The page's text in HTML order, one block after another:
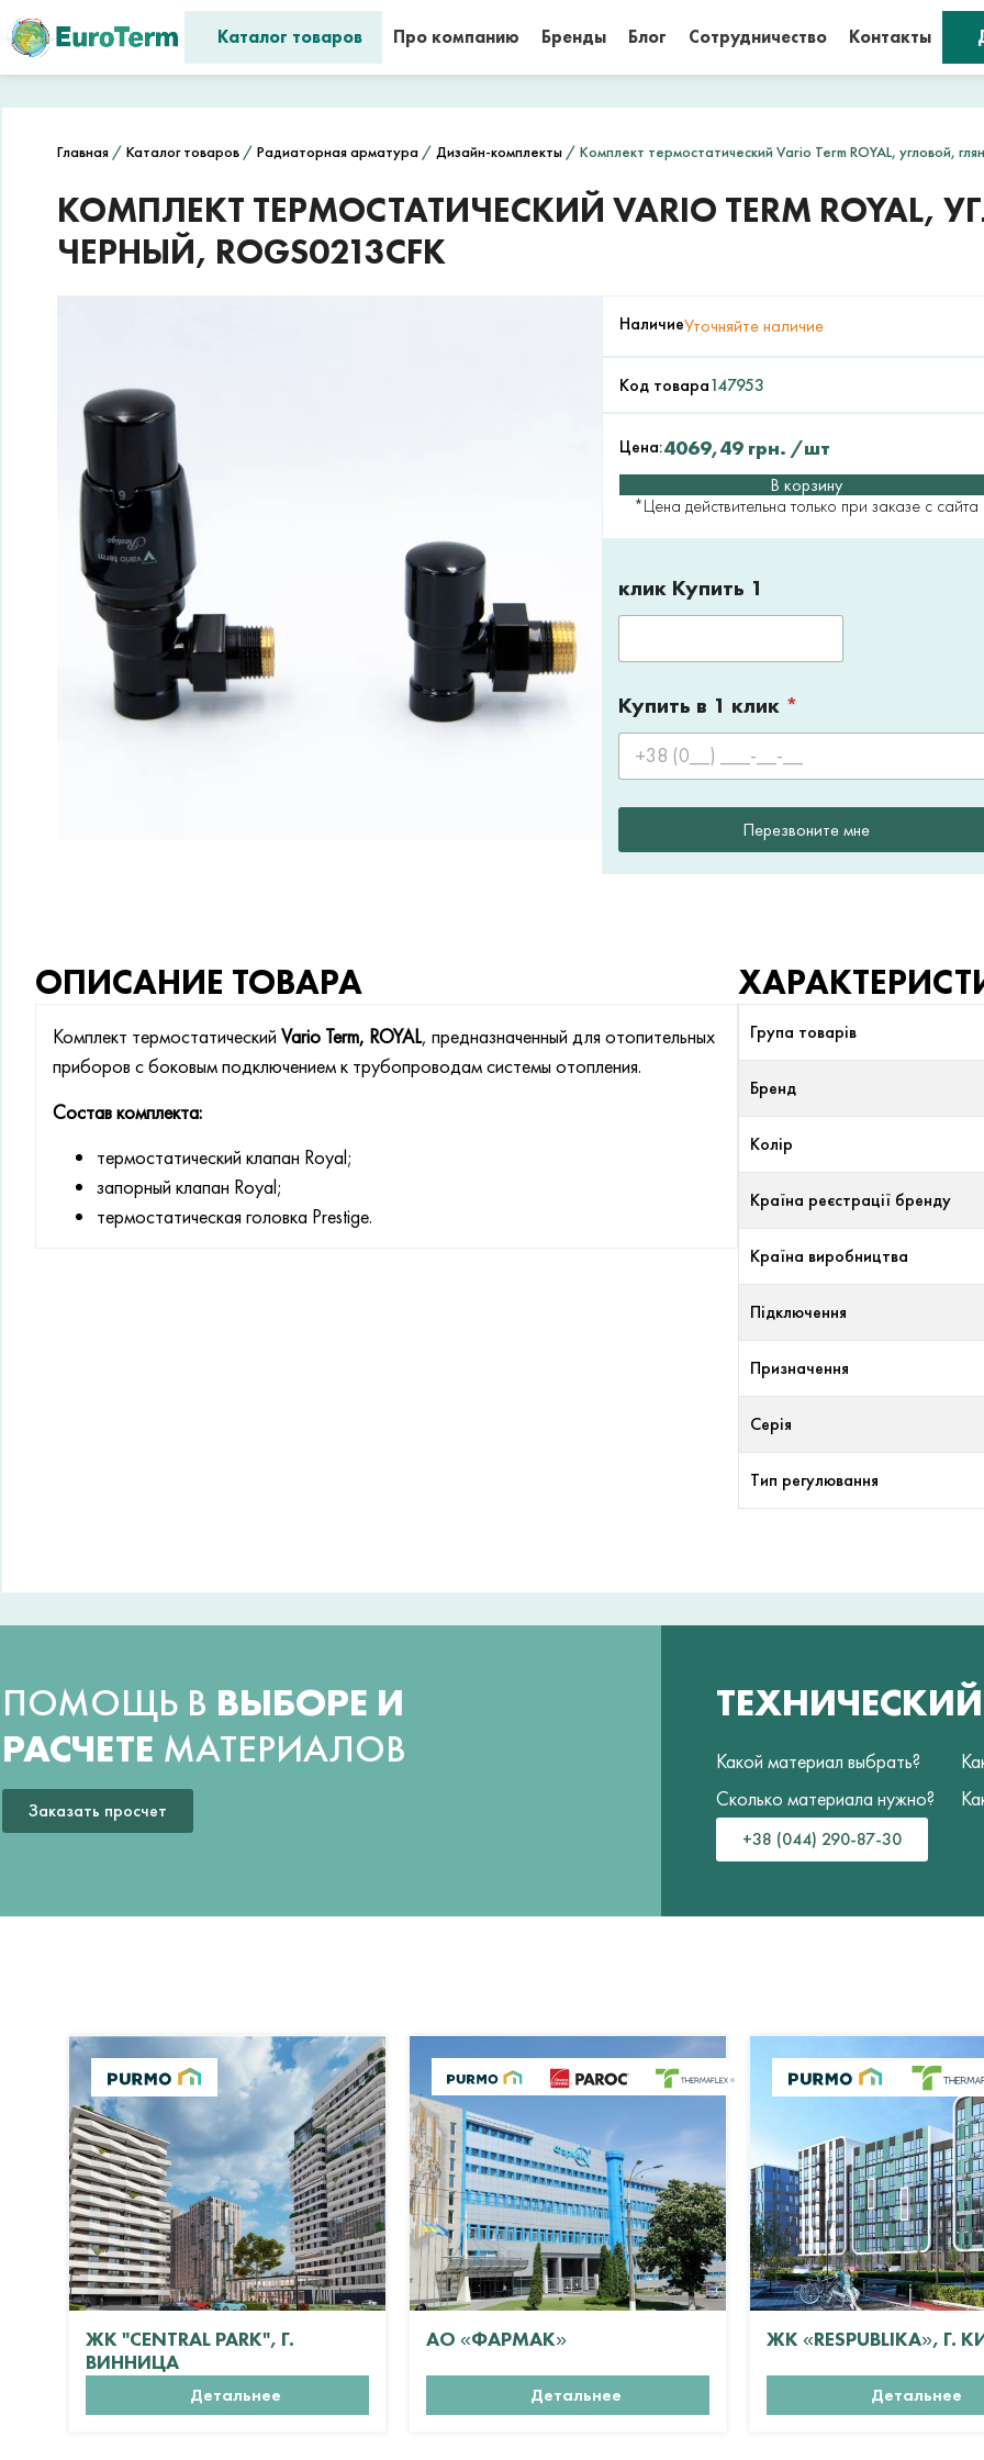
Каталог товаров Про компанию Бренды Блог Сотрудничество Контакты
Главная / Каталог товаров / Радиаторная арматура / Дизайн-комплекты / Комплект термостатический Vario Term ROYAL, угловой,
КОМПЛЕКТ ТЕРМОСТАТИЧЕСКИЙ VARIO TERM ROYAL,
ЧЕРНЫЙ, ROGS0213CFK
НаличиеУточняйте наличие
Код товара147953
Цена:4069,49 грн. /шт
В корзину
*Цена действительна только при заказе с сайта
клик Купить 1
Купить в 1 клик *
Перезвоните мне
ОПИСАНИЕ ТОВАРА
Комплект термостатический Vario Term, ROYAL, предназначенный для отопительных
приборов с боковым подключением к трубопроводам системы отопления.
Состав комплекта:
термостатический клапан Royal;
запорный клапан Royal;
термостатическая головка Prestige.
Група товарів
Бренд
Колір
Країна реєстрації бренду
Країна виробництва
Підключення
Призначення
Серія
Тип регулювання
ПОМОЩЬ В ВЫБОРЕ И
РАСЧЕТЕ МАТЕРИАЛОВ
Заказать просчет
Какой материал выбрать?
Сколько материала нужно?
+38 (044) 290-87-30
ЖК "CENTRAL PARK", Г.
ВИННИЦА
Детальнее
АО «ФАРМАК»
Детальнее
ЖК «RESPUBLIKA», Г.
Детальнее